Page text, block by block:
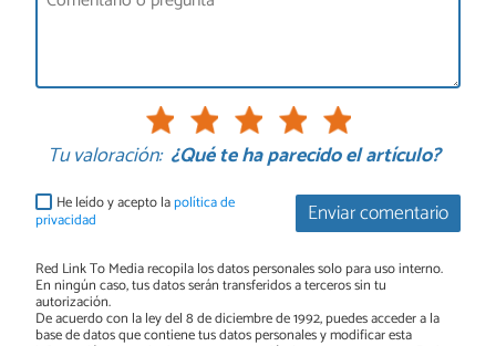
Tu valoración: ¿Qué te ha parecido el artículo?
Enviar comentario
He leído y acepto lapolítica de
privacidad
Red Link To Media recopila los datos personales solo para uso interno.
En ningún caso, tus datos serán transferidos a terceros sin tu
autorización.
De acuerdo con la ley del 8 de diciembre de 1992, puedes acceder a la
base de datos que contiene tus datos personales y modificar esta